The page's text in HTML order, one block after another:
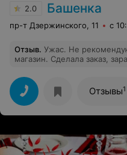
2.0 Башенка
пр-т Дзержинского, 11 с
Отзыв. Ужас. Не
магазин. Сделала заказ,
будет сделано. А в пт,когда
лучшем случае доставят
замечание, что можно
сообщили, что у нас 100
нецелесообразно
Отзывы1